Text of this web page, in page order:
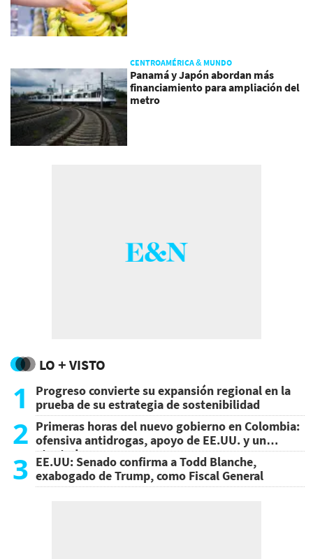
CENTROAMÉRICA & MUNDO
Panamá y Japón abordan más
financiamiento para ampliación del
metro
LO + VISTO
1
Progreso convierte su expansión regional en la
prueba de su estrategia de sostenibilidad
2 Primeras horas del nuevo gobierno en Colombia:
ofensiva antidrogas, apoyo de EE.UU. y un
atentado
3 EE.UU: Senado confirma a Todd Blanche,
exabogado de Trump, como Fiscal General